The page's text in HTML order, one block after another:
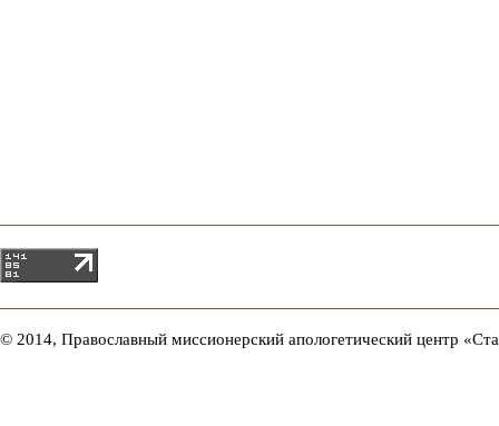
© 2014, Православный миссионерский апологетический центр